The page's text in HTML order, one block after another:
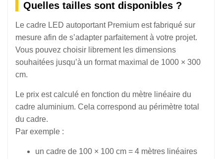
Quelles tailles sont disponibles ?
Le cadre LED autoportant Premium est fabriqué sur
mesure afin de s’adapter parfaitement à votre projet.
Vous pouvez choisir librement les dimensions
souhaitées jusqu’à un format maximal de 1000 × 300
cm.
Le prix est calculé en fonction du mètre linéaire du
cadre aluminium. Cela correspond au périmètre total
du cadre.
Par exemple :
un cadre de 100 × 100 cm = 4 mètres linéaires